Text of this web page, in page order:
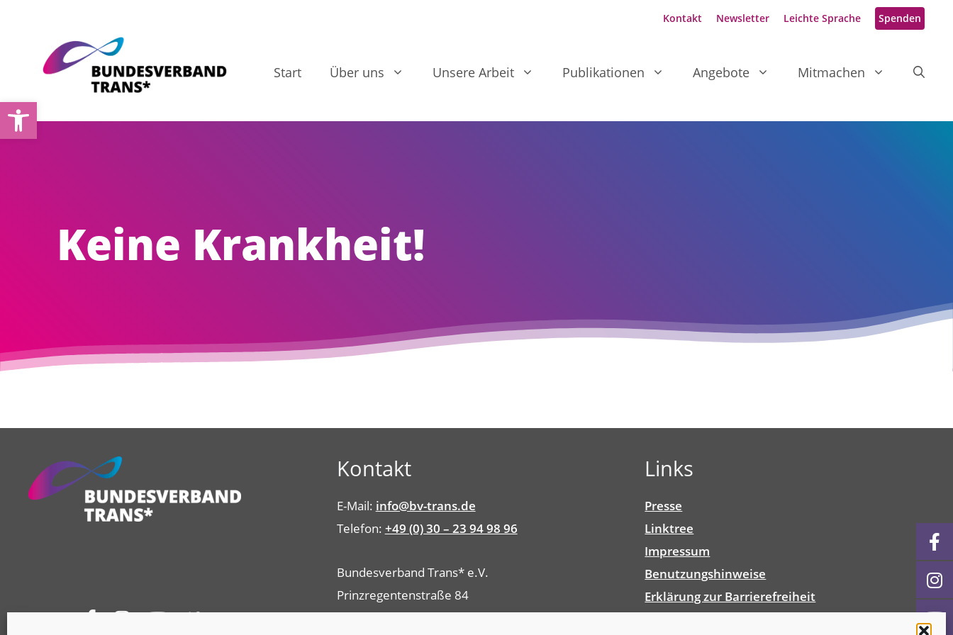
Open toolbar
springen
Kontakt Newsletter Leichte Sprache Spenden
Start Über uns Unsere Arbeit Publikationen Angebote Mitmachen
Keine Krankheit!
Kontakt
E-Mail: info@bv-trans.de
Telefon: +49 (0) 30 – 23 94 98 96
Bundesverband Trans* e.V.
Prinzregentenstraße 84
10717 Berlin
Links
Presse
Linktree
Impressum
Benutzungshinweise
Erklärung zur Barrierefreiheit